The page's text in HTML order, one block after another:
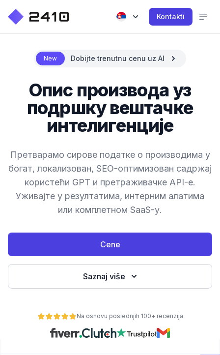
Kontakti
New Dobijte trenutnu cenu uz AI
Опис производа уз
подршку вештачке
интелигенције
Претварамо сирове податке о производима у
богат, локализован, SEO-оптимизован садржај
користећи GPT и претраживачке API-е.
Уживајте у резултатима, интерним алатима
или комплетном SaaS-у.
Cene
Saznaj više
Na osnovu poslednjih 100+ recenzija